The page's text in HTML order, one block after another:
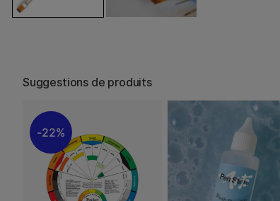
Suggestions de produits
22%